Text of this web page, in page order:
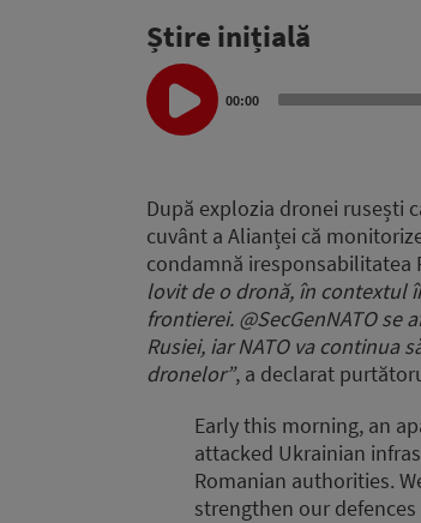
Știre inițială
Audio
Player
00:00
După explozia dronei rusești
cuvânt a Alianței că
condamnă iresponsabilitatea
lovit de o dronă, în contextul
frontierei. @SecGenNATO
Rusiei, iar NATO va continua
dronelor”, a declarat
Early this morning, an
attacked Ukrainian
Romanian authorities.
strengthen our